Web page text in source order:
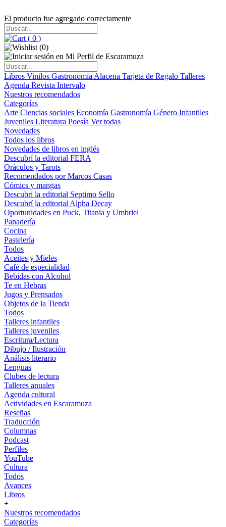
El producto fue agregado correctamente
( 0 )
(0)
Libros Vinilos Gastronomía Alacena Tarjeta de Regalo Talleres
Agenda Revista Intervalo
Nuestros recomendados
Categorías
Arte Ciencias sociales Economía Gastronomía Género Infantiles
Juveniles Literatura Poesía Ver todas
Novedades
Todos los libros
Novedades de libros en inglés
Descubrí la editorial FERA
Oráculos y Tarots
Recomendados por Marcos Casas
Cómics y mangas
Descubri la editorial Septimo Sello
Descubrí la editorial Alpha Decay
Oportunidades en Puck, Titania y Umbriel
Panadería
Cocina
Pastelería
Todos
Aceites y Mieles
Café de especialidad
Bebidas con Alcohol
Te en Hebras
Jugos y Prensados
Objetos de la Tienda
Todos
Talleres infantiles
Talleres juveniles
Escritura/Lectura
Dibujo / Ilustración
Análisis literario
Lenguas
Clubes de lectura
Talleres anuales
Agenda cultural
Actividades en Escaramuza
Reseñas
Traducción
Columnas
Podcast
Perfiles
YouTube
Cultura
Todos
Avances
Libros
+
Nuestros recomendados
Categorías